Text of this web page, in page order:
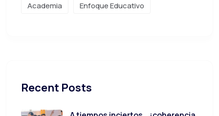
Academia Enfoque Educativo
Recent Posts